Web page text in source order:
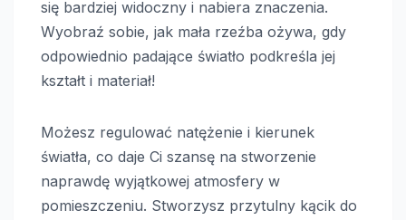
się bardziej widoczny i nabiera znaczenia.
Wyobraź sobie, jak mała rzeźba ożywa, gdy
odpowiednio padające światło podkreśla jej
kształt i materiał!
Możesz regulować natężenie i kierunek
światła, co daje Ci szansę na stworzenie
naprawdę wyjątkowej atmosfery w
pomieszczeniu. Stworzysz przytulny kącik do